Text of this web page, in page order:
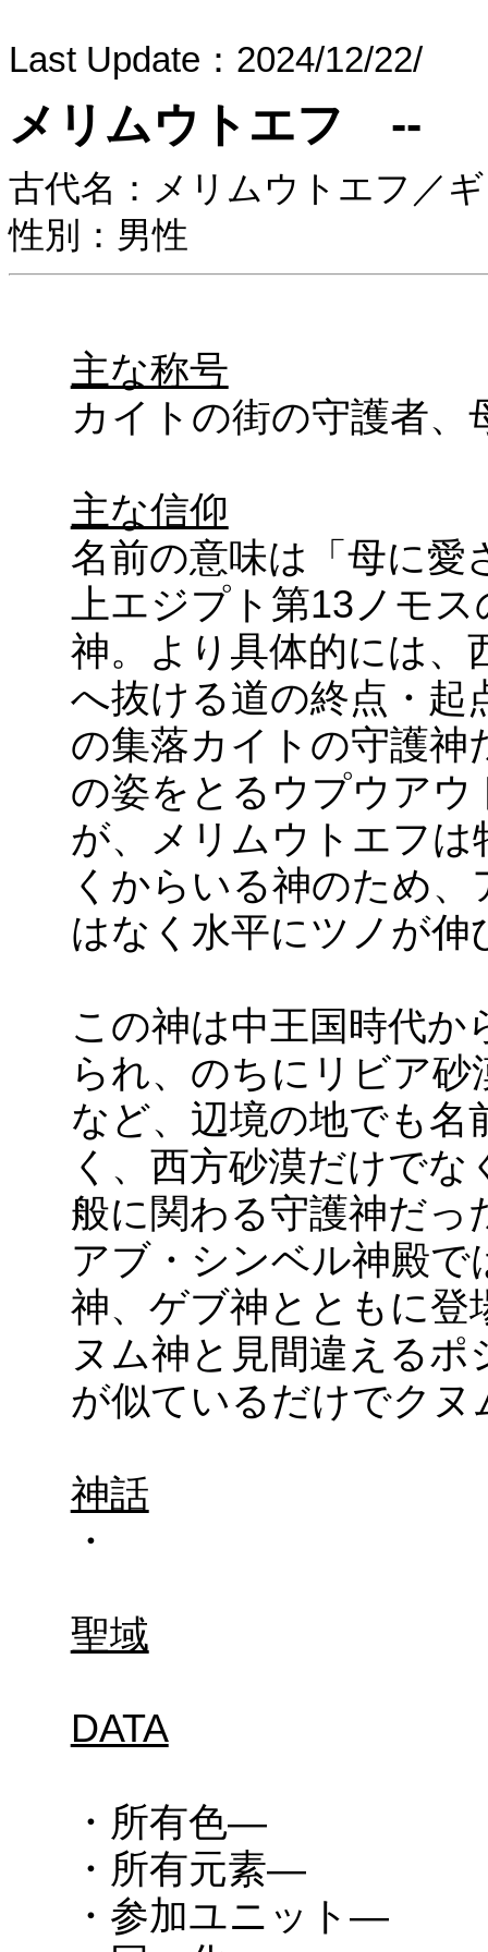
Last Update：2024/12/22/
メリムウトエフ --
古代名：メリムウトエフ／
性別：男性
主な称号
カイトの街の守護者、
主な信仰
名前の意味は「母に愛
上エジプト第13ノモ
神。より具体的には、
へ抜ける道の終点・起
の集落カイトの守護神
の姿をとるウプウア
が、メリムウトエフ
くからいる神のため
はなく水平にツノが
この神は中王国時代か
られ、のちにリビア
など、辺境の地でも名
く、西方砂漠だけで
般に関わる守護神だっ
アブ・シンベル神殿
神、ゲブ神とともに登
ヌム神と見間違える
が似ているだけでク
神話
・
聖域
DATA
・所有色―
・所有元素―
・参加ユニット―